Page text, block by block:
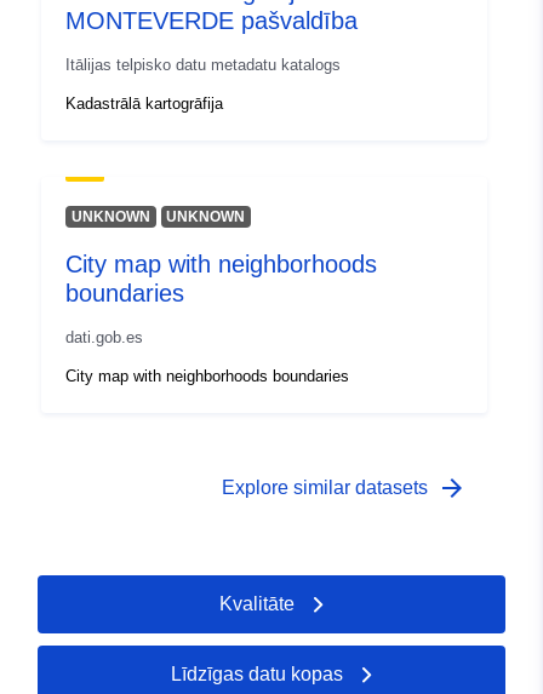
MONTEVERDE pašvaldība
Itālijas telpisko datu metadatu katalogs
Kadastrālā kartogrāfija
UNKNOWN UNKNOWN
City map with neighborhoods
boundaries
dati.gob.es
City map with neighborhoods boundaries
Explore similar datasets arrow_forward
Kvalitāte
Līdzīgas datu kopas